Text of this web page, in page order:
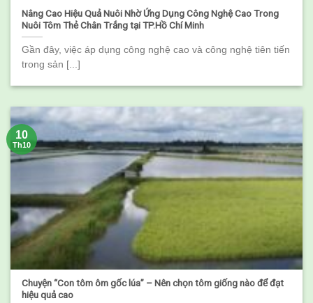
Nâng Cao Hiệu Quả Nuôi Nhờ Ứng Dụng Công Nghệ Cao Trong
Nuôi Tôm Thẻ Chân Trắng tại TP.Hồ Chí Minh
Gần đây, việc áp dụng công nghệ cao và công nghệ tiên tiến
trong sản [...]
Chuyện “Con tôm ôm gốc lúa” – Nên chọn tôm giống nào để đạt
hiệu quả cao
10
Th10